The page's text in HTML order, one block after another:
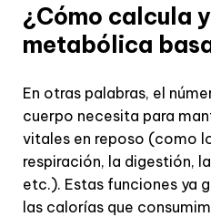
¿Cómo calcula
metabólica
En otras palabras, el
cuerpo necesita para
vitales en reposo (como
respiración, la digestión,
etc.). Estas funciones ya
las calorías que